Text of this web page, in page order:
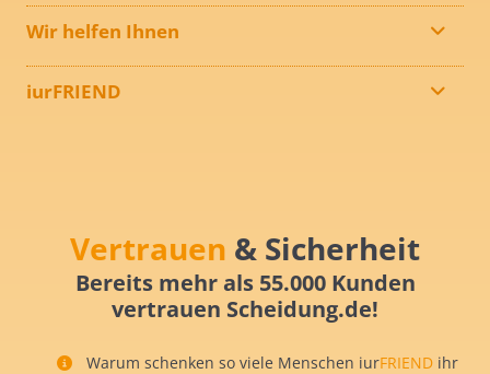
Wir helfen Ihnen
iurFRIEND
Vertrauen & Sicherheit
Bereits mehr als 55.000 Kunden
vertrauen Scheidung.de!
Warum schenken so viele Menschen iurFRIEND ihr